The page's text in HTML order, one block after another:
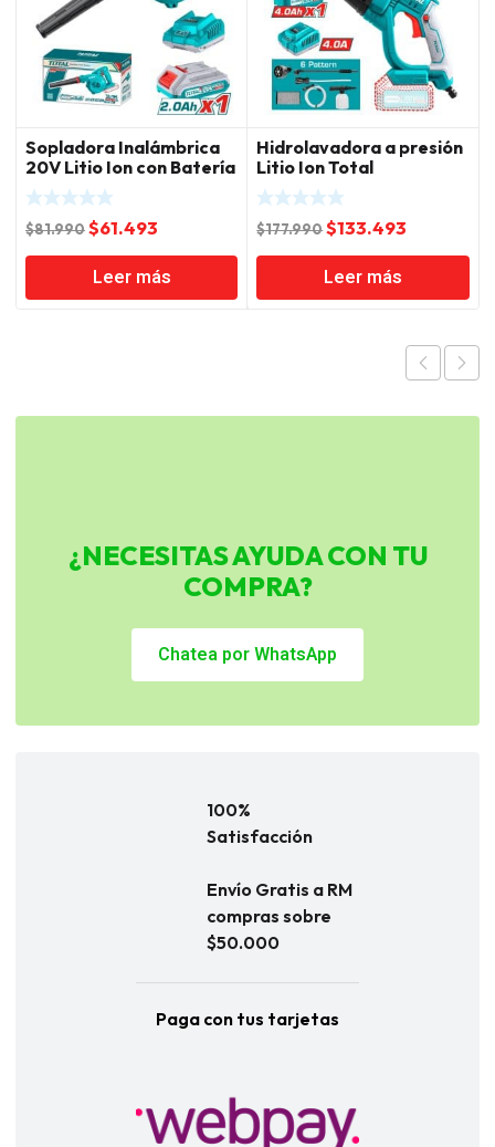
Sopladora Inalámbrica
20V Litio Ion con Batería
y Cargador Total
$81.990El
precio
original
era:
$61.493
precio
actual
es:
Leer más
Hidrolavadora a presión
Litio Ion Total
$177.990El
precio
original
era:
$133.493
precio
es:
Leer más
¿NECESITAS AYUDA CON TU
COMPRA?
Chatea por WhatsApp
100%
Satisfacción
Envío Gratis a RM
compras sobre
$50.000
Paga con tus tarjetas